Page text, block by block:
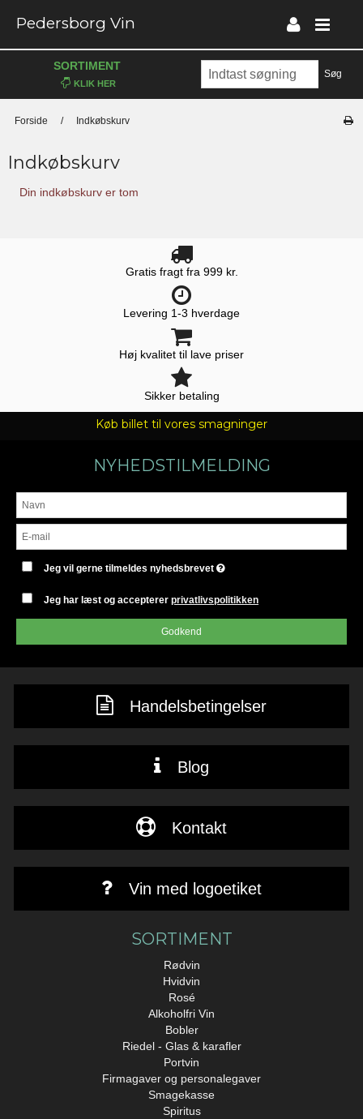
Pedersborg Vin
Søg
SORTIMENT
Forside / Indkøbskurv
Indkøbskurv
Din indkøbskurv er tom
Gratis fragt fra 999 kr.
Levering 1-3 hverdage
Høj kvalitet til lave priser
Sikker betaling
Køb billet til vores smagninger
NYHEDSTILMELDING
Jeg vil gerne tilmeldes nyhedsbrevet
Jeg har læst og acceptererprivatlivspolitikken
Godkend
Handelsbetingelser
Blog
Kontakt
Vin med logoetiket
SORTIMENT
Rødvin
Hvidvin
Rosé
Alkoholfri Vin
Bobler
Riedel - Glas & karafler
Portvin
Firmagaver og personalegaver
Smagekasse
Spiritus